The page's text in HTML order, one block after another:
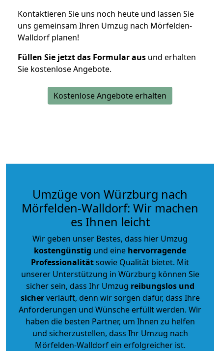
Kontaktieren Sie uns noch heute und lassen Sie
uns gemeinsam Ihren Umzug nach Mörfelden-
Walldorf planen!
Füllen Sie jetzt das Formular aus und erhalten
Sie kostenlose Angebote.
Kostenlose Angebote erhalten
Umzüge von Würzburg nach
Mörfelden-Walldorf: Wir machen
es Ihnen leicht
Wir geben unser Bestes, dass hier Umzug
kostengünstig und eine hervorragende
Professionalitätsowie Qualität bietet. Mit
unserer Unterstützung in Würzburg können Sie
sicher sein, dass Ihr Umzug reibungslos und
sicherverläuft, denn wir sorgen dafür, dass Ihre
Anforderungen und Wünsche erfüllt werden. Wir
haben die besten Partner, um Ihnen zu helfen
und sicherzustellen, dass Ihr Umzug nach
Mörfelden-Walldorf ein erfolgreicher ist.